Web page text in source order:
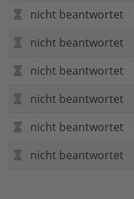
nicht beantwortet
nicht beantwortet
nicht beantwortet
nicht beantwortet
nicht beantwortet
nicht beantwortet